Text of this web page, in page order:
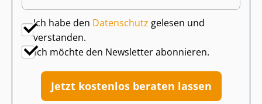
Ich habe den Datenschutz gelesen und
verstanden.
Ich möchte den Newsletter abonnieren.
Jetzt kostenlos beraten lassen